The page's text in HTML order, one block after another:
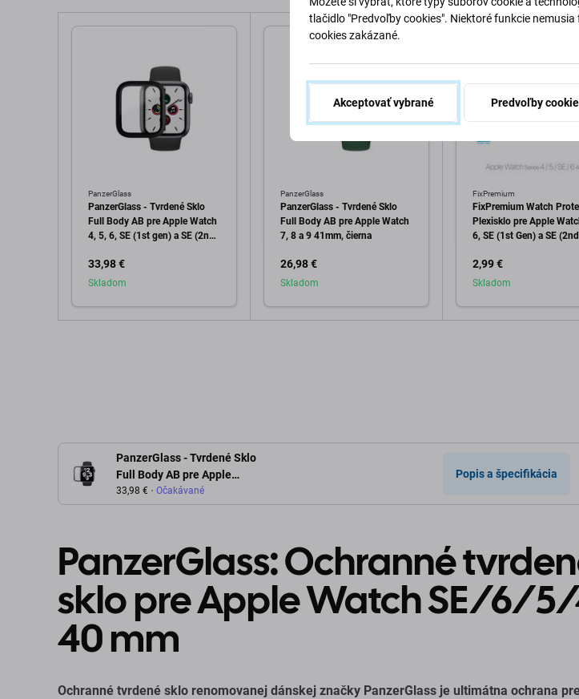
PanzerGlass
PanzerGlass - Tvrdené Sklo
Full Body AB pre Apple Watch
4, 5, 6, SE (1st gen) a SE (2nd
33,98 €
Skladom
PanzerGlass
PanzerGlass - Tvrdené Sklo
Full Body AB pre Apple Watch
7, 8 a 9 41mm, čierna
26,98 €
Skladom
FixPremium
FixPremium Watch
Plexisklo pre Apple
6, SE (1st Gen) a SE (2nd
2,99 €
Skladom
PanzerGlass - Tvrdené Sklo
Full Body AB pre Apple
Watch 4, 5, 6, SE (1st gen) a
SE (2nd gen) 40mm,
33,98 € Očakávané
Popis a špecifikácia
PanzerGlass: Ochranné
sklo pre Apple Watch SE/6/
40 mm
Ochranné tvrdené sklo renomovanej dánskej značky PanzerGlass je ultimátna ochrana
tlačidlo "Predvoľby cookies". Niektoré funkcie
cookies zakázané.
Akceptovať vybrané Predvoľby